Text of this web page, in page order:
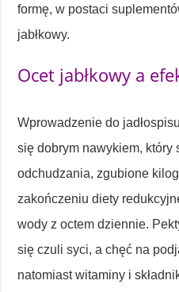
formę, w postaci
jabłkowy.
Ocet jabłkowy a
Wprowadzenie do
się dobrym nawykiem, który
odchudzania, zgubione
zakończeniu diety
wody z octem dziennie.
się czuli syci, a chęć na
natomiast witaminy i